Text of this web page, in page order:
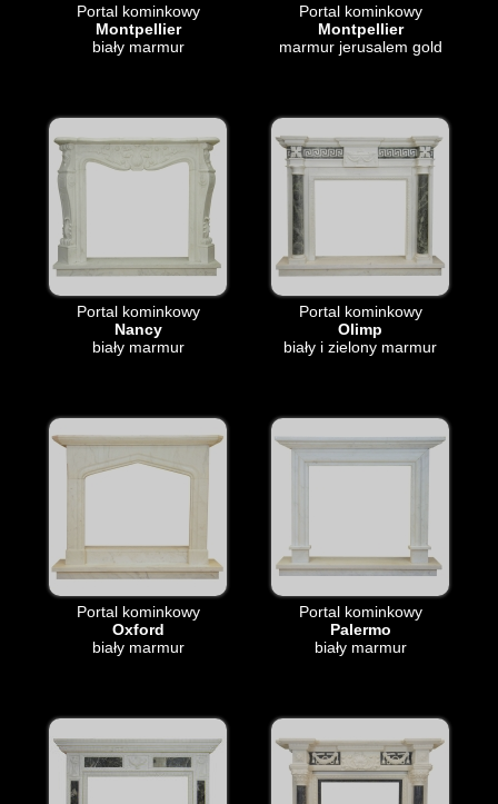
Portal kominkowy
Montpellier
biały marmur
Portal kominkowy
Montpellier
marmur jerusalem gold
Portal kominkowy
Nancy
biały marmur
Portal kominkowy
Olimp
biały i zielony marmur
Portal kominkowy
Oxford
biały marmur
Portal kominkowy
Palermo
biały marmur